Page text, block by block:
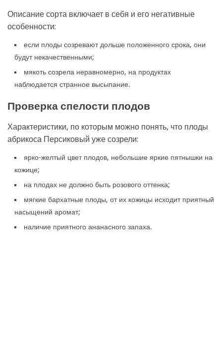
Описание сорта включает в себя и его негативные
особенности:
если плоды созревают дольше положенного срока, они
будут некачественными;
мякоть созрела неравномерно, на продуктах
наблюдается странное высыпание.
Проверка спелости плодов
Характеристики, по которым можно понять, что плоды
абрикоса Персиковый уже созрели:
ярко-желтый цвет плодов, небольшие яркие пятнышки на
кожице;
на плодах не должно быть розового оттенка;
мягкие бархатные плоды, от их кожицы исходит приятный
насыщений аромат;
наличие приятного ананасного запаха.